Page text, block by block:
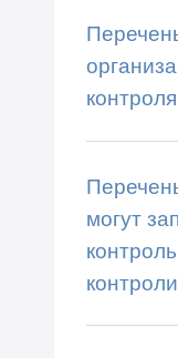
контроля
могут